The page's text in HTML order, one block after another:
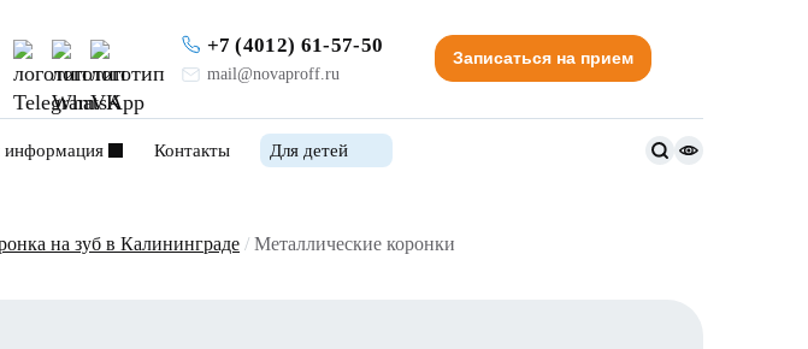
+7 (4012) 61-57-50
mail@novaproff.ru
Записаться на прием
информация Контакты Для детей
на зуб в Калининграде / Металлические коронки